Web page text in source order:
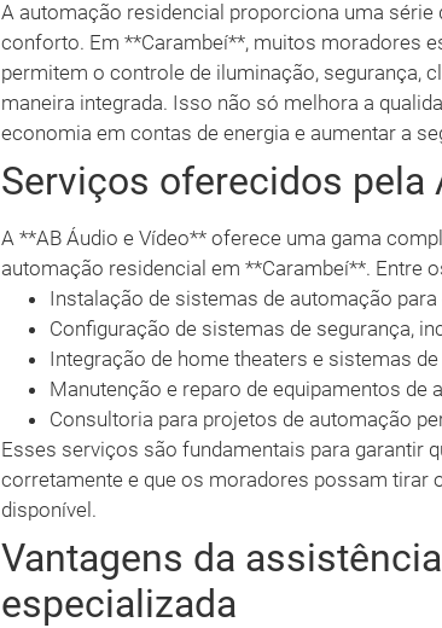
A automação residencial proporciona uma
conforto. Em **Carambeí**, muitos moradores
permitem o controle de iluminação, segurança,
maneira integrada. Isso não só melhora a
economia em contas de energia e aumentar a
Serviços oferecidos pela
A **AB Áudio e Vídeo** oferece uma gama
automação residencial em **Carambeí**. Entre
Instalação de sistemas de automação
Configuração de sistemas de segurança,
Integração de home theaters e sistemas de
Manutenção e reparo de equipamentos de
Consultoria para projetos de automação
Esses serviços são fundamentais para garantir
corretamente e que os moradores possam tirar
disponível.
Vantagens da
especializada